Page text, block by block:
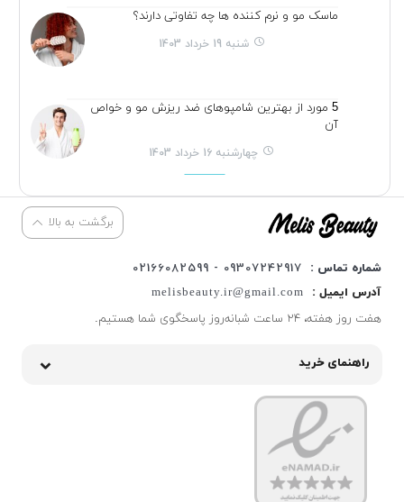
ماسک مو و نرم کننده ها چه تفاوتی دارند؟
شنبه 19 خرداد 1403
5 مورد از بهترین شامپوهای ضد ریزش مو و خواص
آن
چهارشنبه 16 خرداد 1403
برگشت به بالا
شماره تماس :
09307242917 - 02166082599
آدرس ایمیل :
melisbeauty.ir@gmail.com
هفت روز هفته، ۲۴ ساعت شبانه‌روز پاسخگوی شما هستیم.
راهنمای خرید